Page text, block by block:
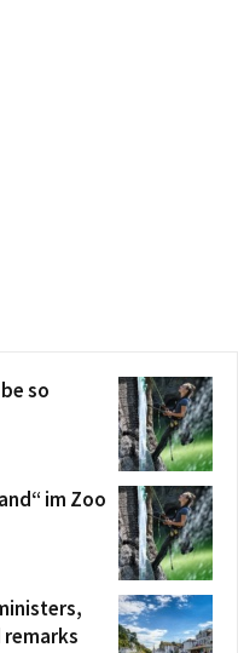
so
im Zoo
remarks